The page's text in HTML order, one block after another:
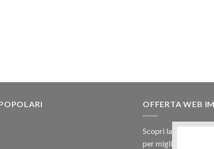
OFFERTA WEB
Scopri la nostra
per migliaia di